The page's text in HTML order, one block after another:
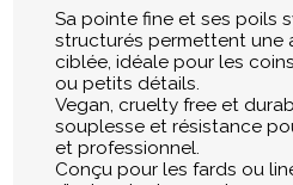
Sa pointe fine et ses poils
structurés permettent une
ciblée, idéale pour les
ou petits détails.
Vegan, cruelty free et
souplesse et résistance
et professionnel.
Conçu pour les fards ou